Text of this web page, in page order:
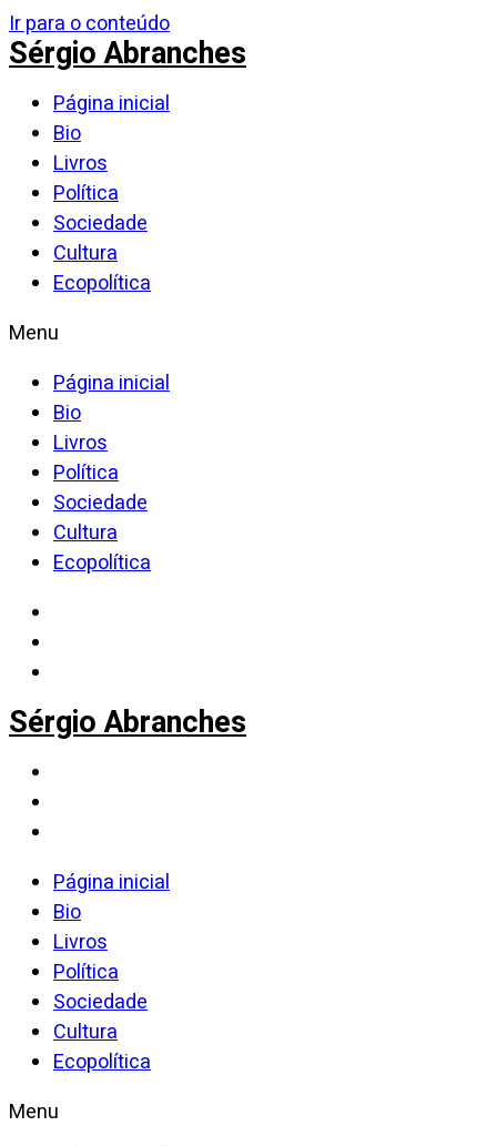
Ir para o conteúdo
Sérgio Abranches
Página inicial
Bio
Livros
Política
Sociedade
Cultura
Ecopolítica
Menu
Página inicial
Bio
Livros
Política
Sociedade
Cultura
Ecopolítica
Sérgio Abranches
Página inicial
Bio
Livros
Política
Sociedade
Cultura
Ecopolítica
Menu